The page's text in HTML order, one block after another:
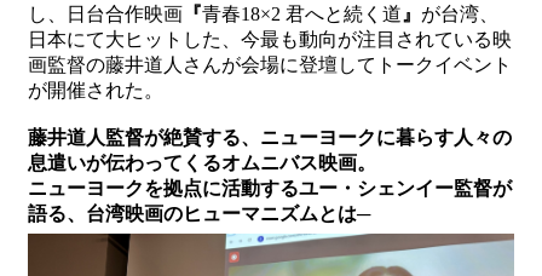
サ
イ
ト
ッ
プ
し、日台合作映画 『青春18×2 君へと続く道 』 が台湾、
日本にて大ヒットした、今最も動向が注目されている映
画監督の藤井道人さんが会場に登壇してトークイベント
が開催された。
藤井道人監督が絶賛する、ニューヨークに暮らす人々の
息遣いが伝わってくるオムニバス映画。
ニューヨークを拠点に活動するユー・シェンイー監督が
語る、台湾映画のヒューマニズムとは─